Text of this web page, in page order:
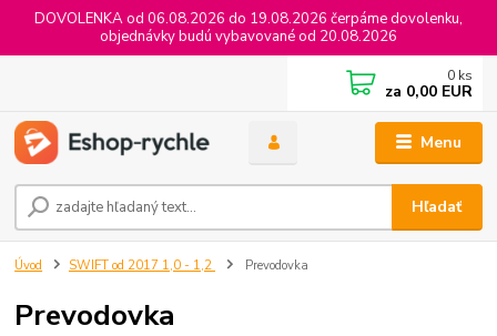
DOVOLENKA od 06.08.2026 do 19.08.2026 čerpáme dovolenku,
objednávky budú vybavované od 20.08.2026
Menu
Hľadať
0 ks
za 0,00 EUR
Úvod SWIFT od 2017 1,0 - 1,2 Prevodovka
Prevodovka